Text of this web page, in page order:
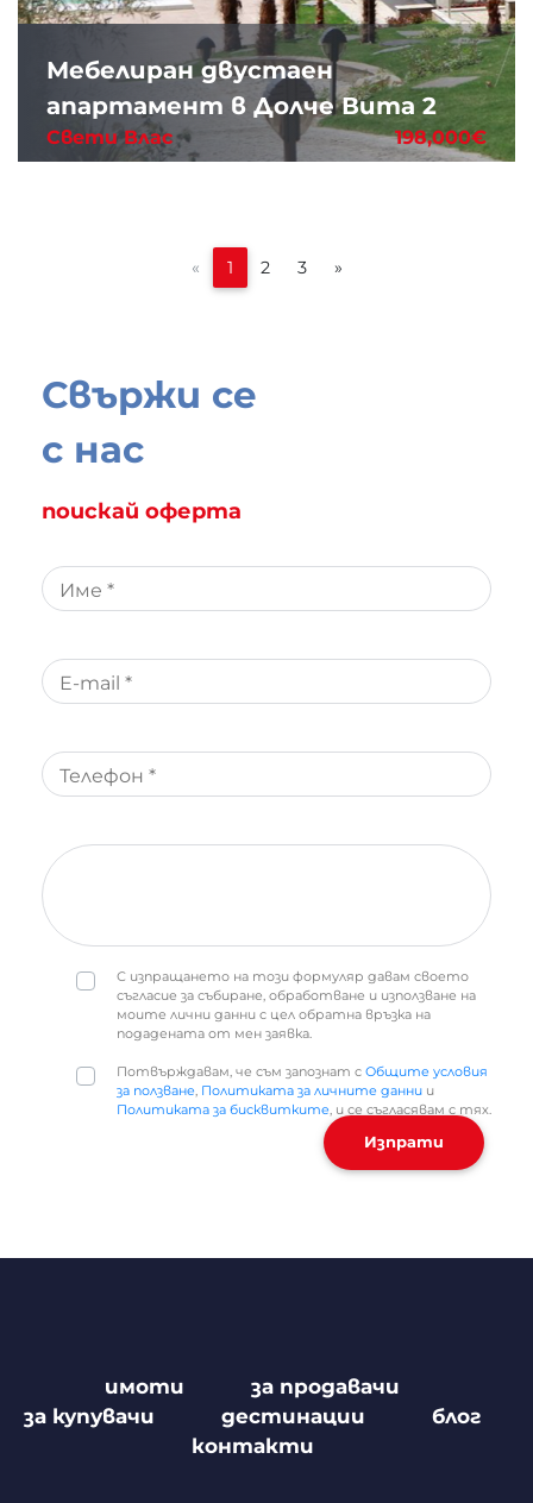
Мебелиран двустаен
апартамент в Долче Вита 2
Свети Влас 198,000€
« 1 2 3 »
Свържи се
с нас
поискай оферта
Име *
E-mail *
Телефон *
С изпращането на този формуляр давам своето
съгласие за събиране, обработване и използване на
моите лични данни с цел обратна връзка на
подадената от мен заявка.
Потвърждавам, че съм запознат с Общите условия
за ползване, Политиката за личните даннии
Политиката за бисквитките, и се съгласявам с тях.
Изпрати
имоти
за продавачи
за купувачи
дестинации
блог
контакти